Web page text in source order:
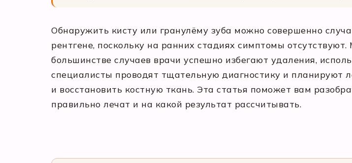
Обнаружить кисту или гранулёму зуба можно совершенно
рентгене, поскольку на ранних стадиях симптомы
большинстве случаев врачи успешно избегают удаления,
специалисты проводят тщательную диагностику и планируют
и восстановить костную ткань. Эта статья поможет вам
правильно лечат и на какой результат рассчитывать.